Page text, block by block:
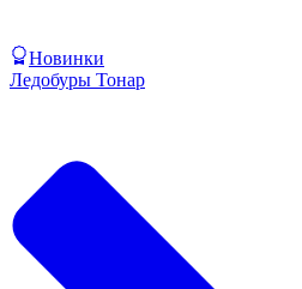
Новинки
Ледобуры Тонар